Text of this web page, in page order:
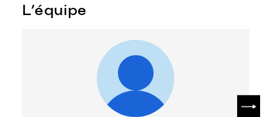
L’équipe